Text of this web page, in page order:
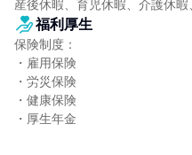
産後休暇、育児休暇、介護休
福利厚生
保険制度：
・雇用保険
・労災保険
・健康保険
・厚生年金